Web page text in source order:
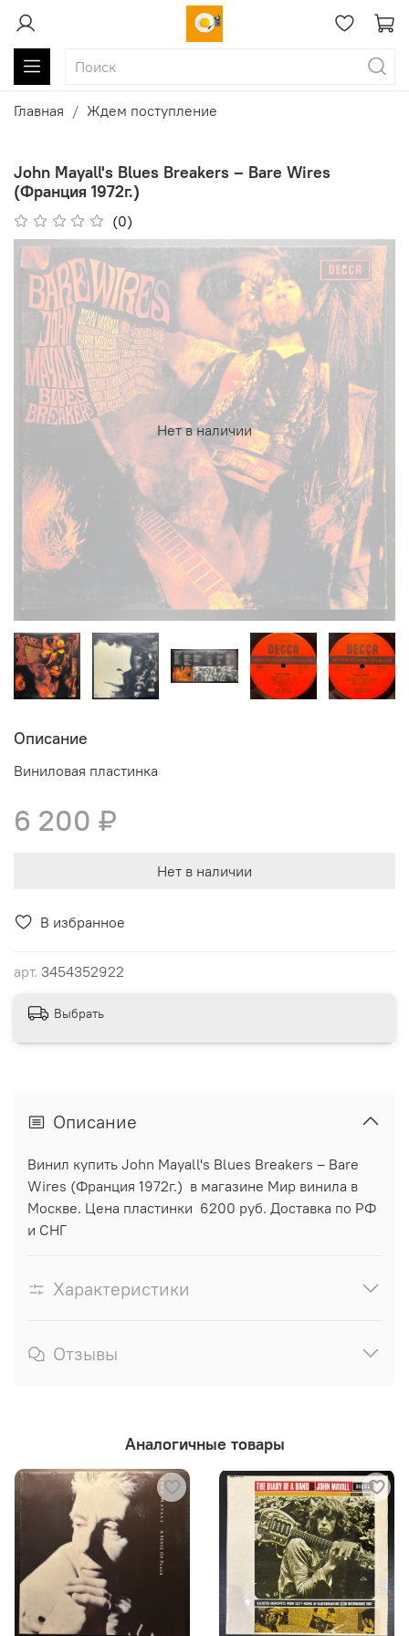
Главная Ждем поступление
John Mayall's Blues Breakers – Bare Wires
(Франция 1972г.)
(0)
В избранное
арт. 3454352922
Нет в наличии
Описание
Виниловая пластинка
6 200 ₽
Нет в наличии
Выбрать
Описание
Винил купить John Mayall's Blues Breakers – Bare
Wires (Франция 1972г.) в магазине Мир винила в
Москве. Цена пластинки 6200 руб. Доставка по РФ
и СНГ
Характеристики
Отзывы
Аналогичные товары